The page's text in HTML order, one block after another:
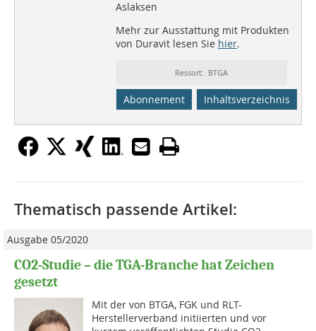
Aslaksen
Mehr zur Ausstattung mit Produkten
von Duravit lesen Sie hier.
Ressort: BTGA
Abonnement Inhaltsverzeichnis
Thematisch passende Artikel:
Ausgabe 05/2020
CO2-Studie – die TGA-Branche hat Zeichen
gesetzt
Mit der von BTGA, FGK und RLT-
Herstellerverband initiierten und vor